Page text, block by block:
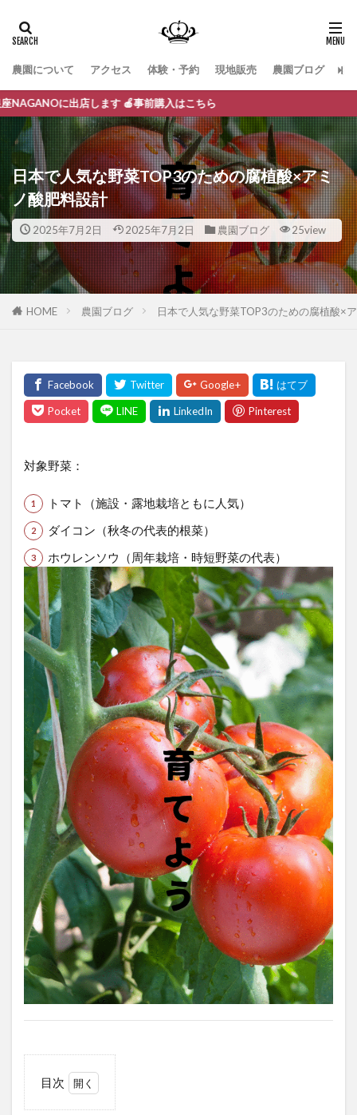
農園について アクセス 体験・予約 現地販売 農園ブログ お
事前購入はこちら
日本で人気な野菜TOP3のための腐植酸×アミ
ノ酸肥料設計
2025年7月2日 2025年7月2日 農園ブログ 25view
HOME 農園ブログ 日本で人気な野菜TOP3のための腐植酸×
対象野菜：
トマト（施設・露地栽培ともに人気）
ダイコン（秋冬の代表的根菜）
ホウレンソウ（周年栽培・時短野菜の代表）
目次